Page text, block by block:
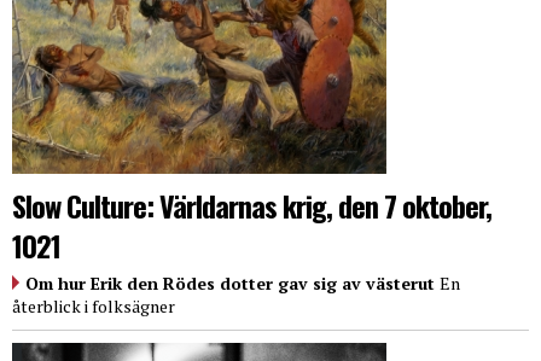
Slow Culture: Världarnas krig, den 7 oktober,
1021
Om hur Erik den Rödes dotter gav sig av västerut En
återblick i folksägner